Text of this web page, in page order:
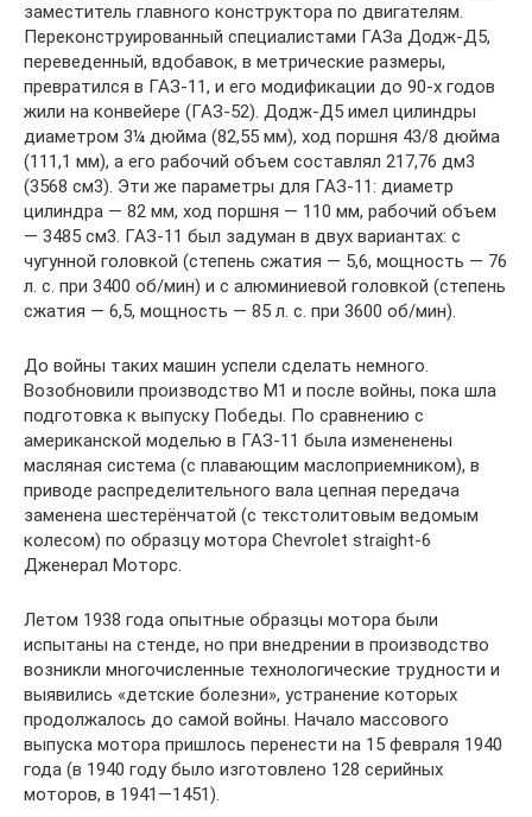
заместитель главного конструктора по двигателям.
Переконструированный специалистами ГАЗа Додж-Д5,
переведенный, вдобавок, в метрические размеры,
превратился в ГАЗ-11, и его модификации до 90-х годов
жили на конвейере (ГАЗ-52). Додж-Д5 имел цилиндры
диаметром 3¼ дюйма (82,55 мм), ход поршня 43/8 дюйма
(111,1 мм), а его рабочий объем составлял 217,76 дм3
(3568 см3). Эти же параметры для ГАЗ-11: диаметр
цилиндра — 82 мм, ход поршня — 110 мм, рабочий объем
— 3485 см3. ГАЗ-11 был задуман в двух вариантах: с
чугунной головкой (степень сжатия — 5,6, мощность — 76
л. с. при 3400 об/мин) и с алюминиевой головкой (степень
сжатия — 6,5, мощность — 85 л. с. при 3600 об/мин).
До войны таких машин успели сделать немного.
Возобновили производство М1 и после войны, пока шла
подготовка к выпуску Победы. По сравнению с
американской моделью в ГАЗ-11 была измененены
масляная система (с плавающим маслоприемником), в
приводе распределительного вала цепная передача
заменена шестерёнчатой (с текстолитовым ведомым
колесом) по образцу мотора Chevrolet straight-6
Дженерал Моторс.
Летом 1938 года опытные образцы мотора были
испытаны на стенде, но при внедрении в производство
возникли многочисленные технологические трудности и
выявились «детские болезни», устранение которых
продолжалось до самой войны. Начало массового
выпуска мотора пришлось перенести на 15 февраля 1940
года (в 1940 году было изготовлено 128 серийных
моторов, в 1941—1451).